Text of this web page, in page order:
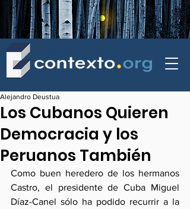
Los Cubanos Quieren
Democracia y los
Peruanos También
Alejandro Deustua
Como buen heredero de los hermanos
Castro, el presidente de Cuba Miguel
Díaz-Canel sólo ha podido recurrir a la